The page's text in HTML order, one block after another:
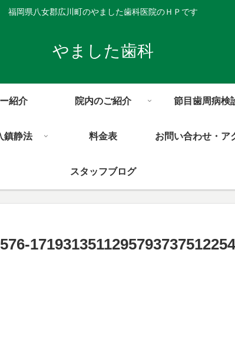
福岡県八女郡広川町のやました歯科医院のＨＰです
やました歯科
紹介 院内のご紹介 節目歯周病検
鎮静法 料金表 お問い合わせ・ア
スタッフブログ